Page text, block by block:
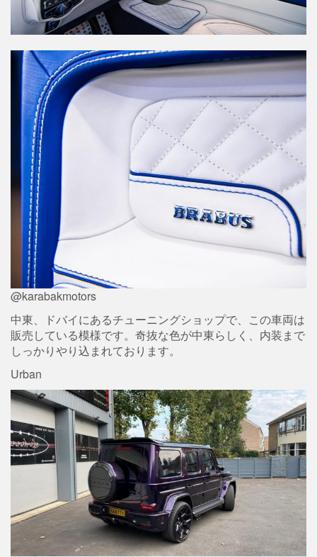
@karabakmotors
中東、ドバイにあるチューニングショップで、この車両は
販売している模様です。奇抜な色が中東らしく、内装まで
しっかりやり込まれております。
Urban